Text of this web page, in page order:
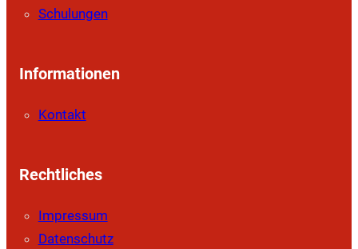
Schulungen
Informationen
Kontakt
Rechtliches
Impressum
Datenschutz